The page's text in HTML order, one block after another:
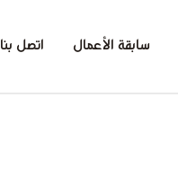
سابقة الأعمال اتصل بنا